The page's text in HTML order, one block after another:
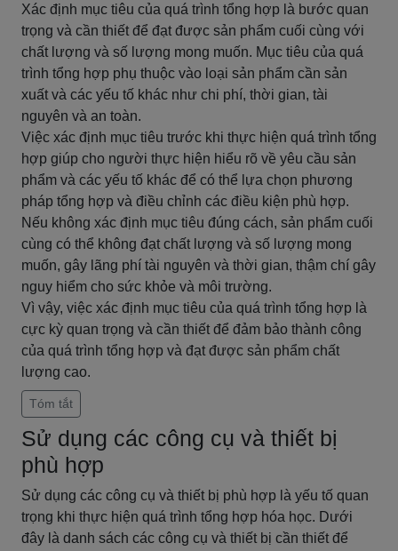
Xác định mục tiêu của quá trình tổng hợp là bước quan
trọng và cần thiết để đạt được sản phẩm cuối cùng với
chất lượng và số lượng mong muốn. Mục tiêu của quá
trình tổng hợp phụ thuộc vào loại sản phẩm cần sản
xuất và các yếu tố khác như chi phí, thời gian, tài
nguyên và an toàn.
Việc xác định mục tiêu trước khi thực hiện quá trình tổng
hợp giúp cho người thực hiện hiểu rõ về yêu cầu sản
phẩm và các yếu tố khác để có thể lựa chọn phương
pháp tổng hợp và điều chỉnh các điều kiện phù hợp.
Nếu không xác định mục tiêu đúng cách, sản phẩm cuối
cùng có thể không đạt chất lượng và số lượng mong
muốn, gây lãng phí tài nguyên và thời gian, thậm chí gây
nguy hiểm cho sức khỏe và môi trường.
Vì vậy, việc xác định mục tiêu của quá trình tổng hợp là
cực kỳ quan trọng và cần thiết để đảm bảo thành công
của quá trình tổng hợp và đạt được sản phẩm chất
lượng cao.
Tóm tắt
Sử dụng các công cụ và thiết bị
phù hợp
Sử dụng các công cụ và thiết bị phù hợp là yếu tố quan
trọng khi thực hiện quá trình tổng hợp hóa học. Dưới
đây là danh sách các công cụ và thiết bị cần thiết để